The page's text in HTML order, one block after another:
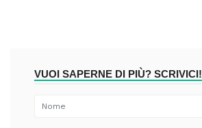
VUOI SAPERNE DI PIÙ? SCRIVICI!